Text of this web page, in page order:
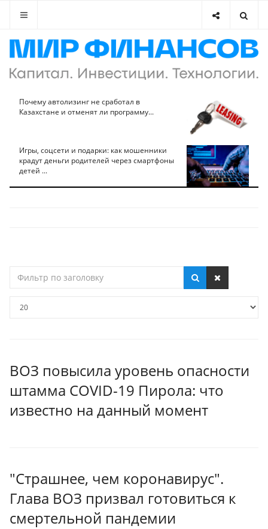
Почему автолизинг не сработал в
Казахстане и отменят ли программу...
Игры, соцсети и подарки: как мошенники
крадут деньги родителей через смартфоны
детей ...
по
ВОЗ повысила уровень опасности
штамма COVID-19 Пирола: что
известно на данный момент
"Страшнее, чем коронавирус".
Глава ВОЗ призвал готовиться к
смертельной пандемии